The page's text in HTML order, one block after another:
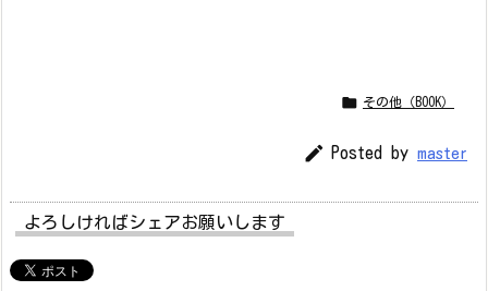
 その他（BOOK）
 Posted by master
よろしければシェアお願いします